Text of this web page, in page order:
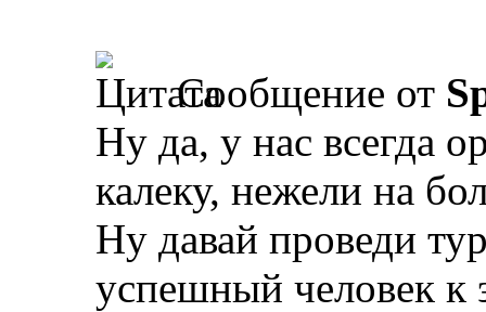
Сообщение от
Ну да, у нас всегда
калеку, нежели на
Ну давай проведи
успешный человек к